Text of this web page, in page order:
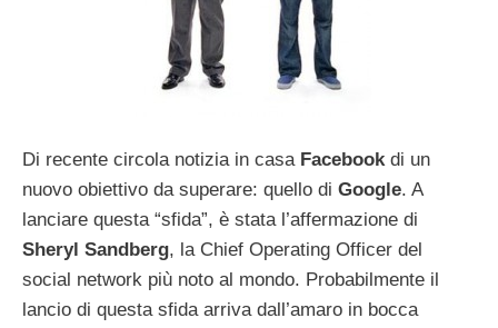
Di recente circola notizia in casa Facebook di un
nuovo obiettivo da superare: quello di Google. A
lanciare questa “sfida”, è stata l’affermazione di
Sheryl Sandberg, la Chief Operating Officer del
social network più noto al mondo. Probabilmente il
lancio di questa sfida arriva dall’amaro in bocca